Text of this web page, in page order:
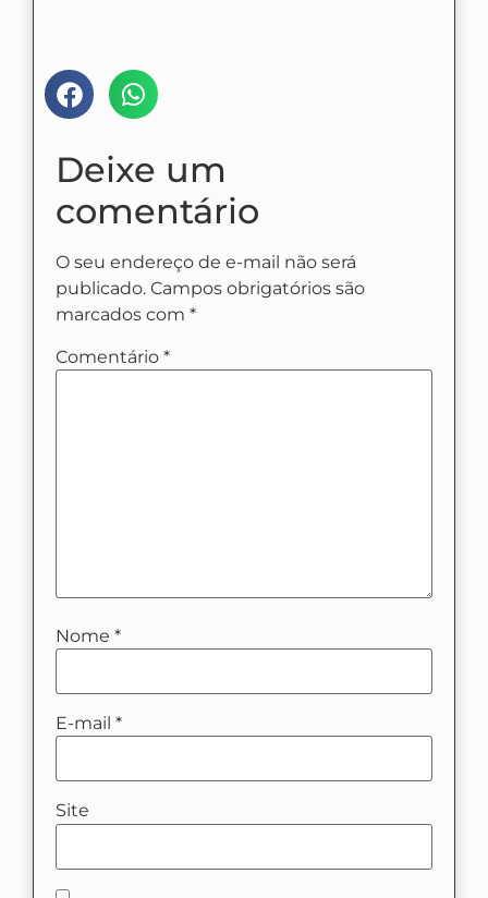
Deixe um
comentário
O seu endereço de e-mail não será
publicado. Campos obrigatórios são
marcados com *
Comentário *
Nome *
E-mail *
Site